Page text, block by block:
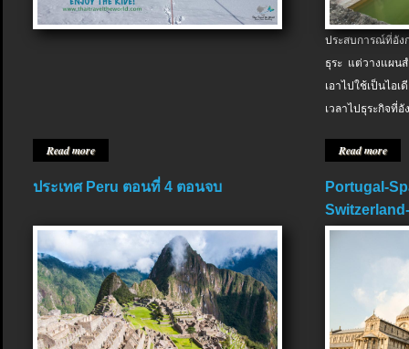
Read more
ประสบการณ์ที่อัง
ธุระ แต่วางแผน
เอาไปใช้เป็นไอ
เวลาไปธุระกิจที่อั
Read more
ประเทศ Peru ตอนที่ 4 ตอนจบ
Portugal-